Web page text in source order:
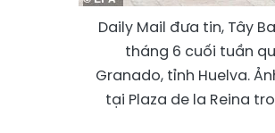
Daily Mail đưa tin, Tây
tháng 6 cuối tuần
Granado, tỉnh Huelva.
tại Plaza de la Reina